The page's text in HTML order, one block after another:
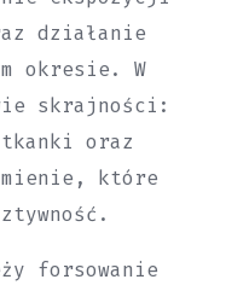
działanie
okresie. W
skrajności:
tkanki oraz
które
forsowanie